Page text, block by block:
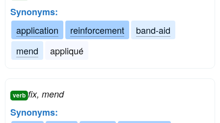
Synonyms:
application
reinforcement
band-aid
mend
appliqué
verb fix, mend
Synonyms: